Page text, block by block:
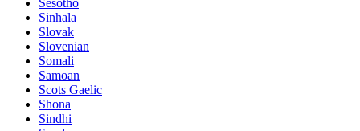
Sinhala
Slovak
Slovenian
Somali
Samoan
Scots Gaelic
Shona
Sindhi